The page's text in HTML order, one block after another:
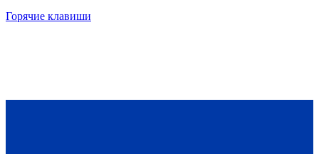
Горячие клавиши